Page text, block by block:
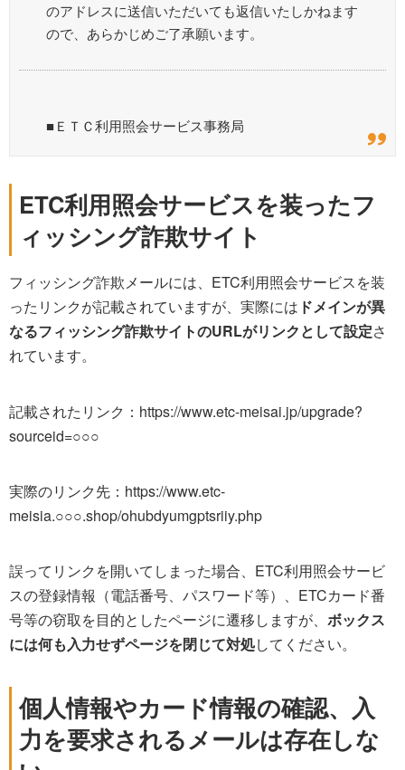
のアドレスに送信いただいても返信いたしかねます
ので、あらかじめご了承願います。
■ＥＴＣ利用照会サービス事務局
ETC利用照会サービスを装ったフ
ィッシング詐欺サイト
フィッシング詐欺メールには、ETC利用照会サービスを装
ったリンクが記載されていますが、実際には ドメインが異
なるフィッシング詐欺サイトのURLがリンクとして設定さ
れています。
記載されたリンク：https://www.etc-meisai.jp/upgrade?
sourceid=○○○
実際のリンク先：https://www.etc-
meisia.○○○.shop/ohubdyumgptsriiy.php
誤ってリンクを開いてしまった場合、ETC利用照会サービ
スの登録情報（電話番号、パスワード等）、ETCカード番
号等の窃取を目的としたページに遷移しますが、 ボックス
には何も入力せずページを閉じて対処してください。
個人情報やカード情報の確認、入
力を要求されるメールは存在しな